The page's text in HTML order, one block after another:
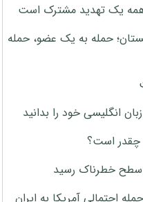
همه یک تهدید مشترک است
حمله به یک عضو، حمله
انگلیسی خود را بدانید
سطح خطرناک رسید
احتمالی آمریکا به ایران